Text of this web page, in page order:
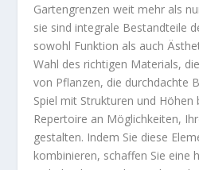
Gartengrenzen weit mehr als
sie sind integrale Bestandteile
sowohl Funktion als auch
Wahl des richtigen Materials,
von Pflanzen, die durchdachte
Spiel mit Strukturen und Höhen
Repertoire an Möglichkeiten,
gestalten. Indem Sie diese
kombinieren, schaffen Sie eine